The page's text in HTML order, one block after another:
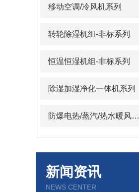
移动空调/冷风机系列
转轮除湿机组-非标系列
恒温恒湿机组-非标系列
除湿加湿净化一体机系列
防爆电热/蒸汽/热水暖风机系列
新闻资讯
NEWS CENTER